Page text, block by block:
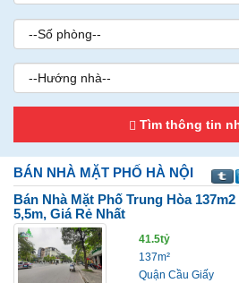
Tìm thông tin
BÁN NHÀ MẶT PHỐ HÀ NỘI
Bán Nhà Mặt Phố Trung Hòa
5,5m, Giá Rẻ Nhất
41.5tỷ
137m²
Quận Cầu Giấy